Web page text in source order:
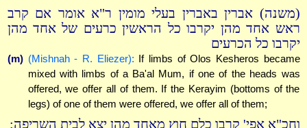
(משנה) אברין באברין בעלי מומין ר"א אומר אם קרב
ראש אחד מהן יקרבו כל הראשין כרעים של אחד מהן
יקרבו כל הכרעים
(m) (Mishnah - R. Eliezer): If limbs of Olos Kesheros became
mixed with limbs of a Ba'al Mum, if one of the heads was
offered, we offer all of them. If the Kerayim (bottoms of the
legs) of one of them were offered, we offer all of them;
וחכ"א אפי' קרבו כלם חוץ מאחד מהן יצא לבית השריפה: